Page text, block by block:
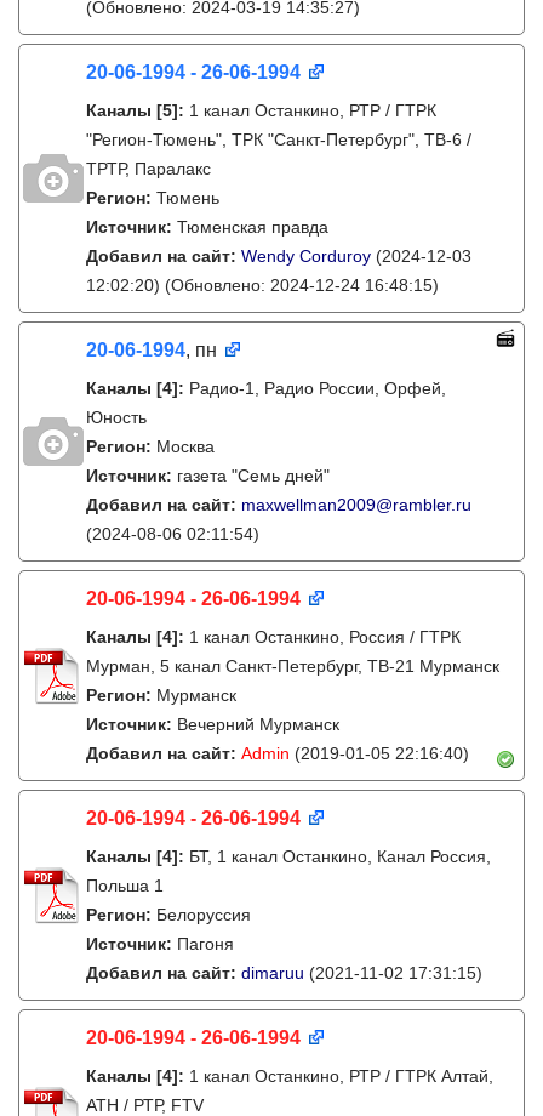
(Обновлено: 2024-03-19 14:35:27)
20-06-1994 - 26-06-1994
Каналы [5]: 1 канал Останкино, РТР / ГТРК
"Регион-Тюмень", ТРК "Санкт-Петербург", ТВ-6 /
ТРТР, Паралакс
Регион: Тюмень
Источник: Тюменская правда
Добавил на сайт: Wendy Corduroy (2024-12-03
12:02:20) (Обновлено: 2024-12-24 16:48:15)
20-06-1994, пн
Каналы [4]: Радио-1, Радио России, Орфей,
Юность
Регион: Москва
Источник: газета "Семь дней"
Добавил на сайт: maxwellman2009@rambler.ru
(2024-08-06 02:11:54)
20-06-1994 - 26-06-1994
Каналы [4]: 1 канал Останкино, Россия / ГТРК
Мурман, 5 канал Санкт-Петербург, ТВ-21 Мурманск
Регион: Мурманск
Источник: Вечерний Мурманск
Добавил на сайт: Admin (2019-01-05 22:16:40)
20-06-1994 - 26-06-1994
Каналы [4]: БТ, 1 канал Останкино, Канал Россия,
Польша 1
Регион: Белоруссия
Источник: Пагоня
Добавил на сайт: dimaruu (2021-11-02 17:31:15)
20-06-1994 - 26-06-1994
Каналы [4]: 1 канал Останкино, РТР / ГТРК Алтай,
АТН / РТР, FTV